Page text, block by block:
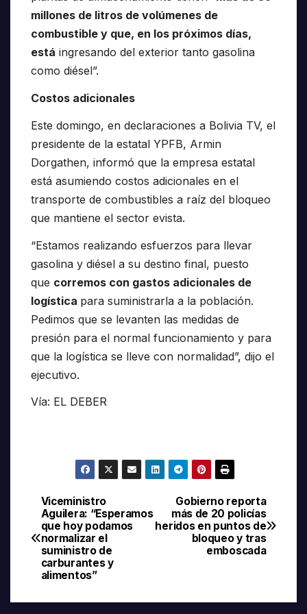
millones de litros de volúmenes de
combustible y que, en los próximos días,
está ingresando del exterior tanto gasolina
como diésel”.
Costos adicionales
Este domingo, en declaraciones a Bolivia TV, el
presidente de la estatal YPFB, Armin
Dorgathen, informó que la empresa estatal
está asumiendo costos adicionales en el
transporte de combustibles a raíz del bloqueo
que mantiene el sector evista.
“Estamos realizando esfuerzos para llevar
gasolina y diésel a su destino final, puesto
que corremos con gastos adicionales de
logística para suministrarla a la población.
Pedimos que se levanten las medidas de
presión para el normal funcionamiento y para
que la logística se lleve con normalidad”, dijo el
ejecutivo.
Vía: EL DEBER
Navegación
de
entradas
Gobierno reporta
más de 20 policías
heridos en puntos de
bloqueo y tras
emboscada
Viceministro
Aguilera: “Esperamos
que hoy podamos
normalizar el
suministro de
carburantes y
alimentos”